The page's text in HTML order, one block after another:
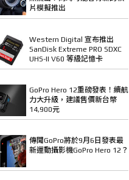
片模擬推出
Western Digital 宣布推出
SanDisk Extreme PRO SDXC
UHS-II V60 等級記憶卡
GoPro Hero 12重磅發表！續航
力大升級，建議售價新台幣
14,900元
傳聞GoPro將於9月6日發表最
新運動攝影機GoPro Hero 12？